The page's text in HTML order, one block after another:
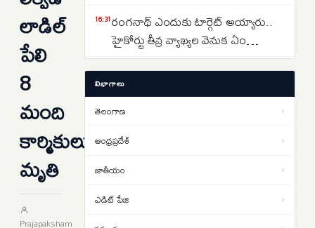
లాడిల్‌
పేలి
8
మంది
కార్మికులు
మృతి
Prajapaksham
16:31రంగనాథ్ ఎందుకు టార్గెట్ అయ్యారు..
హైకోర్టు తీవ్ర వ్యాఖ్యల వెనుక ఏం
జరిగింది?
14:37తెలంగాణలో రూ. 40 వేల కోట్ల రైల్వే
ప్రాజెక్టులు ఫాస్ట్ ట్రాక్.. కాని ఒకటే
సమస్య..అదేంటంటే..
మూఢనమ్మకాల మధ్య వేడెక్కిన
12:30Real Estate: హైదరాబాద్ రియల్
ఎస్టేట్ చూపు వరంగల్ హైవే వైపు…
11:24
విభాగాలు
తెలంగాణ ›
ఆంధ్రప్రదేశ్ ›
జాతీయం ›
ఎడిట్ పేజి ›